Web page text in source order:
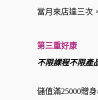
當月來店達三次
第三重好康
不限課程不限產
儲值滿25000贈